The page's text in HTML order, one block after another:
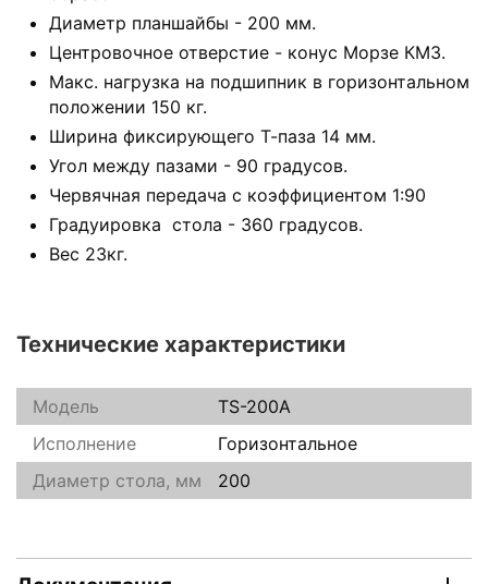
Диаметр планшайбы - 200 мм.
Центровочное отверстие - конус Морзе КМ3.
Макс. нагрузка на подшипник в горизонтальном
положении 150 кг.
Ширина фиксирующего Т-паза 14 мм.
Угол между пазами - 90 градусов.
Червячная передача с коэффициентом 1:90
Градуировка стола - 360 градусов.
Вес 23кг.
Технические характеристики
Модель
TS-200A
Исполнение
Горизонтальное
Диаметр стола, мм
200